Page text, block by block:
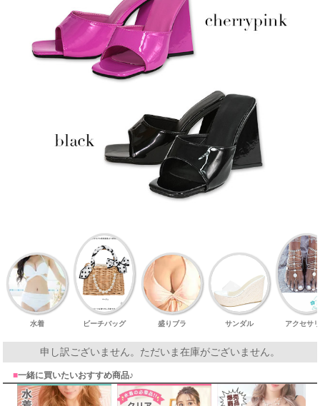
水着 ビーチバッグ 盛りブラ サンダル アクセサ
申し訳ございません。ただいま在庫がございません。
■一緒に買いたいおすすめ商品♪